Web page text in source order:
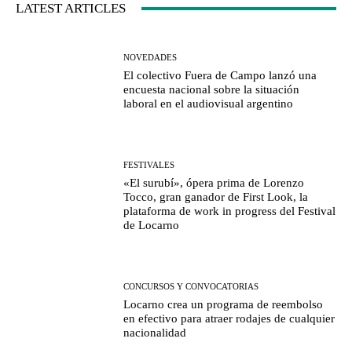
LATEST ARTICLES
NOVEDADES
El colectivo Fuera de Campo lanzó una
encuesta nacional sobre la situación
laboral en el audiovisual argentino
FESTIVALES
«El surubí», ópera prima de Lorenzo
Tocco, gran ganador de First Look, la
plataforma de work in progress del Festival
de Locarno
CONCURSOS Y CONVOCATORIAS
Locarno crea un programa de reembolso
en efectivo para atraer rodajes de cualquier
nacionalidad